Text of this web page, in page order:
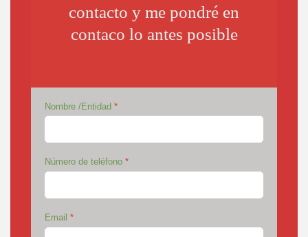
contacto y me pondré en
contaco lo antes posible
Nombre /Entidad *
Número de teléfono *
Email *